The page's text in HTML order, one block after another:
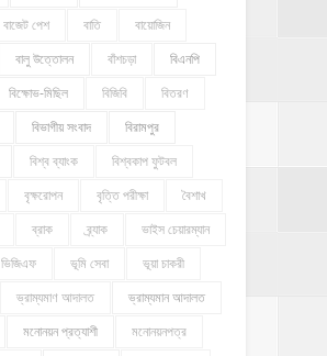
বাজেট পেশ বাতি বায়োজিন
বালু উত্তোলন বাঁশচড়া বিএনপি
বিক্ষোভ-মিছিল বিজিবি বিতরণ
বিভাগীয় সংবাদ বিরামপুর
বিশ্ব ব্যাংক বিশ্বকাপ ফুটবল
বৃক্ষরোপন বৃত্তি পরীক্ষা বৈশাখ
ব্রাক ব্র্যাক ভাইস চেয়ারম্যান
ভিজিএফ ভূমি সেবা ভূয়া চাকরী
ভ্রাম্যমাণ আদালত ভ্রাম্যমান আদালত
মনোনয়ন প্রত্যাশী মনোনয়নপত্র